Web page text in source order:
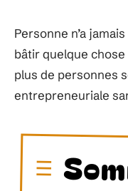
Personne n’a
bâtir quelque
plus de personnes
entrepreneuriale